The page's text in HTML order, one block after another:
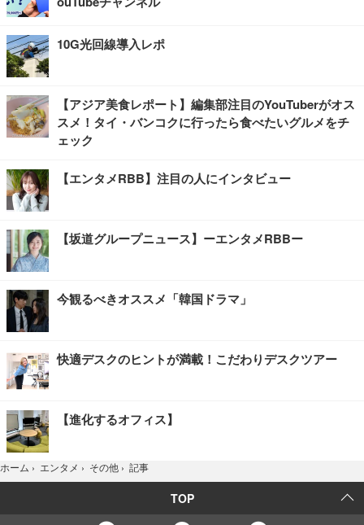
10G光回線導入レポ
【アジア美食レポート】編集部注目のYouTuberがオス
スメ！タイ・バンコクに行ったら食べたいグルメをチ
ェック
【エンタメRBB】注目の人にインタビュー
【坂道グループニュース】ーエンタメRBBー
今観るべきオススメ「韓国ドラマ」
快適デスクのヒントが満載！こだわりデスクツアー
【進化するオフィス】
ホーム › エンタメ › その他 › 記事
TOP